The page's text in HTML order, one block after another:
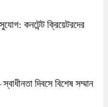
কনটেন্ট ক্রিয়েটরদের
দিবসে বিশেষ সম্মান